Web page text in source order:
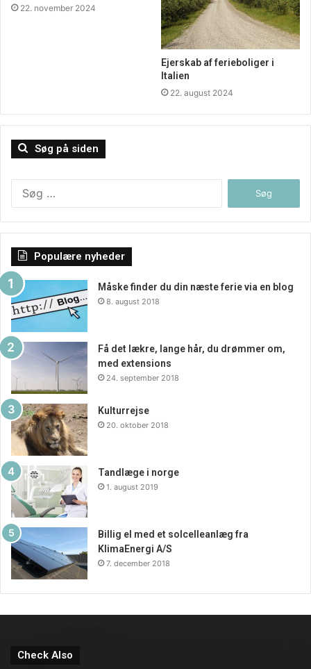
bilder os selv ind, at vi er en del af et større fællesskab.
havde set dette scenarie.
22. november 2024
Ejerskab af ferieboliger i
Italien
22. august 2024
Søg på siden
Populære nyheder
Måske finder du din næste ferie via en blog
8. august 2018
Få det lækre, lange hår, du drømmer om,
med extensions
24. september 2018
Kulturrejse
20. oktober 2018
Tandlæge i norge
1. august 2019
Billig el med et solcelleanlæg fra
KlimaEnergi A/S
7. december 2018
Check Also